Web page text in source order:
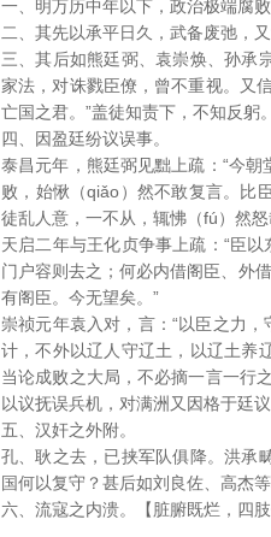
一、明万历中年以下，政治极端腐败
二、其先以承平日久，武备废弛，又
三、其后如熊廷弼、袁崇焕、孙承
家法，对诛戮臣僚，曾不重视。又
亡国之君。”盖徒知责下，不知反躬
四、因盈廷纷议误事。
泰昌元年，熊廷弼见黜上疏：“今
败，始愀（qiǎo）然不敢复言。比
徒乱人意，一不从，辄怫（fú）然怒
天启二年与王化贞争事上疏：“臣
门户容则去之；何必内借阁臣、外
有阁臣。今无望矣。”
崇祯元年袁入对，言：“以臣之力
计，不外以辽人守辽土，以辽土养
当论成败之大局，不必摘一言一行
以议抚误兵机，对满洲又因格于廷
五、汉奸之外附。
孔、耿之去，已挟军队俱降。洪承
国何以复守？甚后如刘良佐、高杰
六、流寇之内溃。【脏腑既烂，四肢